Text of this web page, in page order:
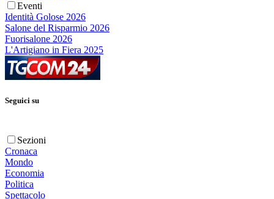
Eventi
Identità Golose 2026
Salone del Risparmio 2026
Fuorisalone 2026
L'Artigiano in Fiera 2025
Seguici su
Sezioni
Cronaca
Mondo
Economia
Politica
Spettacolo